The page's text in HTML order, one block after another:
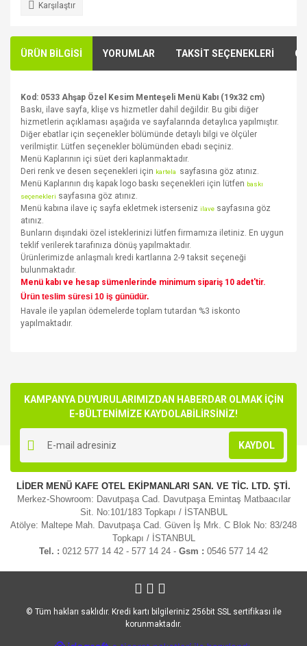
Karşılaştır
ÜRÜN BİLGİSİ YORUMLAR TAKSİT SEÇENEKLERİ
Kod: 0533 Ahşap Özel Kesim Menteşeli Menü Kabı (19x32 cm)
Baskı, ilave sayfa, klişe vs hizmetler dahil değildir. Bu gibi diğer
hizmetlerin açıklaması aşağıda ve sayfalarında detaylıca yapılmıştır.
Diğer ebatlar için seçenekler bölümünde detaylı bilgi ve ölçüler
verilmiştir. Lütfen seçenekler bölümünden ebadı seçiniz.
Menü Kaplarının içi süet deri kaplanmaktadır.
Deri renk ve desen seçenekleri için kartela
sayfasına göz atınız.
Menü Kaplarının dış kapak logo baskı seçenekleri için lütfen baskı
seçenekleri sayfasına göz atınız.
Menü kabına ilave iç sayfa ekletmek isterseniz ilave sayfasına göz
atınız.
Bunların dışındaki özel isteklerinizi lütfen firmamıza iletiniz. En uygun
teklif verilerek tarafınıza dönüş yapılmaktadır.
Ürünlerimizde anlaşmalı kredi kartlarına 2-9 taksit seçeneği
bulunmaktadır.
Menü kabı ve hesap sümenlerinde minimum sipariş 10 adet'tir.
Ürün teslim süresi 10 iş günüdür.
Havale ile yapılan ödemelerde toplam tutardan %3 iskonto
yapılmaktadır.
Yorum Yaz
kullanarak tarafımıza iletebilirsiniz.
Görüş ve önerileriniz için teşekkür ederiz.
Ürün resmi kalitesiz, bozuk veya görüntülenemiyor.
Ürün açıklamasında eksik bilgiler bulunuyor.
Ürün bilgilerinde hatalar bulunuyor.
Ürün fiyatı diğer sitelerden daha pahalı.
Bu ürüne benzer farklı alternatifler olmalı.
KAMPANYA DUYURULARIMIZDAN HABERDAR OLMAK İÇİN
E-BÜLTENİMİZE KAYDOLABİLİRSİNİZ!
KAYDOL
LİDER MENÜ KAFE OTEL EKİPMANLARI SAN. VE TİC. LTD. ŞTİ.
Merkez-Showroom: Davutpaşa Cad. Davutpaşa Emintaş Matbaacılar
Sit. No:101/183 Topkapı / İSTANBUL
Atölye: Maltepe Mah. Davutpaşa Cad. Güven İş Mrk. C Blok No: 83/248
Topkapı / İSTANBUL
Tel. : 0212 577 14 42 - 577 14 24 - Gsm : 0546 577 14 42
© Tüm hakları saklıdır. Kredi kartı bilgileriniz 256bit SSL sertifikası ile
korunmaktadır.